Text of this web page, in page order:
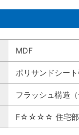
MDF
ポリサンドシート
フラッシュ構造（
F☆☆☆☆ 住宅部